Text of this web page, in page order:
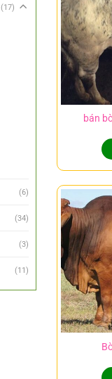
(17)
(6)
(34)
(3)
(11)
bán